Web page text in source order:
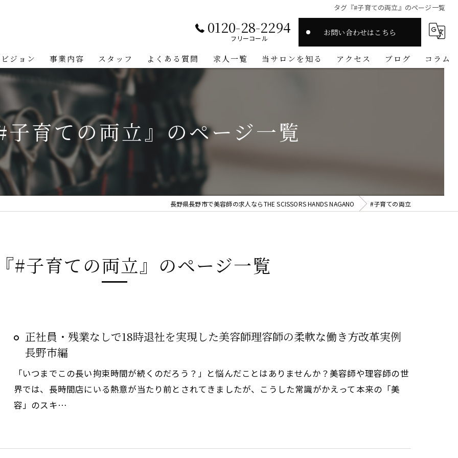
タグ『#子育ての両立』のページ一覧
0120-28-2294
フリーコール
お問い合わせはこちら
ビジョン 事業内容 スタッフ よくある質問 求人一覧 当サロンを知る
マンツーマン
アクセス ブログ コラム
子育ての両立』のページ一覧
長野県長野市で美容師の求人ならTHE SCISSORS HANDS NAGANO #子育ての両立
#子育ての両立』のページ一覧
正社員・残業なしで18時退社を実現した美容師理容師の柔軟な働き方改革実例
長野市編
「いつまでこの長い拘束時間が続くのだろう？」と悩んだことはありませんか？美容師や理容師の世
界では、長時間店にいる熱意が当たり前とされてきましたが、こうした常識がかえって本来の「美
容」のスキ…